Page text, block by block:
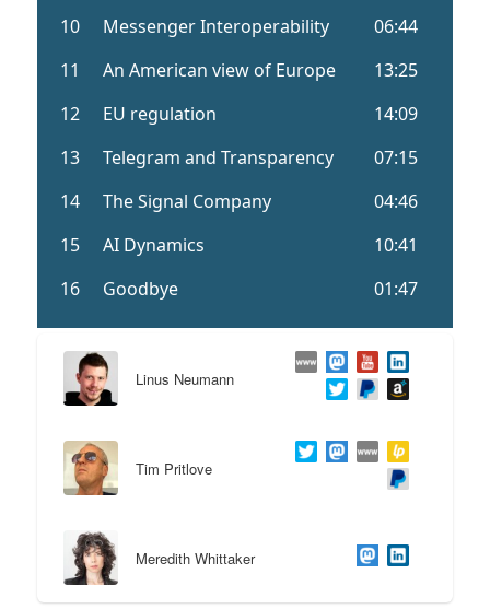
Linus Neumann
Tim Pritlove
Meredith Whittaker